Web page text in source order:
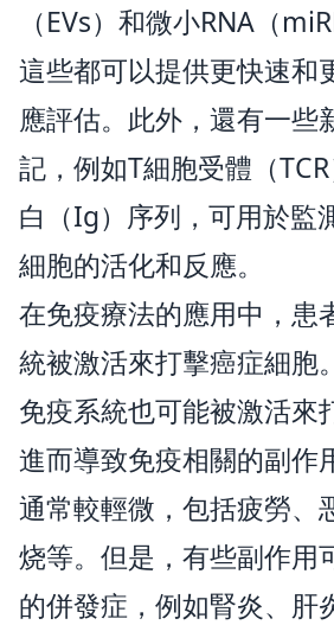
（EVs）和微小RNA（
這些都可以提供更快速和
應評估。此外，還有一些
記，例如T細胞受體（
白（Ig）序列，可用於監
細胞的活化和反應。
在免疫療法的應用中，患
統被激活來打擊癌症細胞
免疫系統也可能被激活來
進而導致免疫相關的副作
通常較輕微，包括疲勞、
烧等。但是，有些副作用
的併發症，例如腎炎、肝